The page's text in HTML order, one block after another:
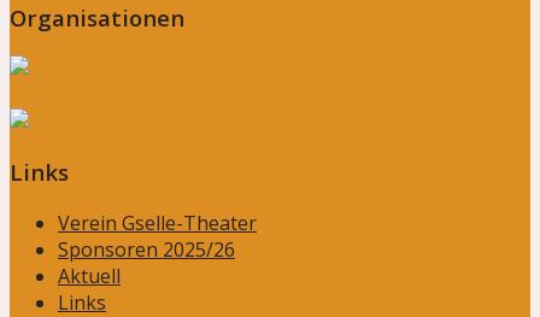
Organisationen
Links
Verein Gselle-Theater
Sponsoren 2025/26
Aktuell
Links